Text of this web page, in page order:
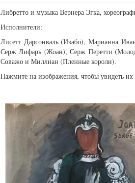
Либретто и музыка Вернера Эгка,
Исполнители:
Лисетт Дарсонваль (Изабо), Марианна
Серж Лифарь (Жоан), Серж Перетти
Соважо и Миллиан (Пленные короли).
Нажмите на изображения, чтобы увидеть